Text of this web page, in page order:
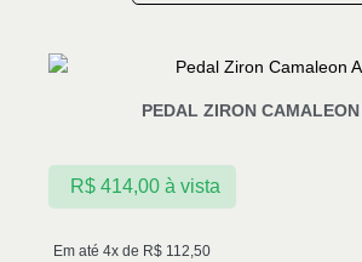
PEDAL ZIRON
Em até 4x de R$ 112,50
R$414,00 à vista